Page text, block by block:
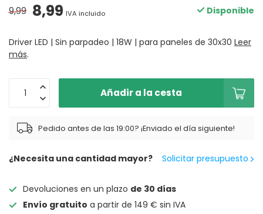
9,99 8,99 IVA incluido Disponible
Driver LED | Sin parpadeo | 18W | para paneles de 30x30 Leer
más.
Añadir a la cesta
Pedido antes de las 19:00? ¡Enviado el día siguiente!
¿Necesita una cantidad mayor? Solicitar presupuesto
Devoluciones en un plazo de 30 días
Envío gratuito a partir de 149 € sin IVA